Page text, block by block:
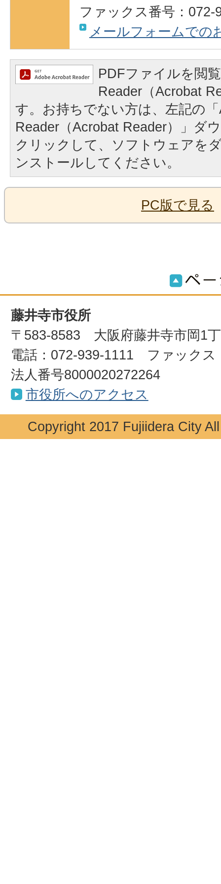
ファックス番号：072-
メールフォームでの
PDFファイルを閲
Reader（Acrobat
す。お持ちでない方は、左記の
Reader（Acrobat Reader）」ダ
クリックして、ソフトウェアを
ンストールしてください。
PC版で見る
藤井寺市役所
〒583-8583 大阪府藤井寺市岡1
電話：072-939-1111 ファックス
法人番号8000020272264
市役所へのアクセス
Copyright 2017 Fujiidera City